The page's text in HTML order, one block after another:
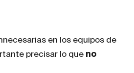
en los equipos de
precisar lo que no